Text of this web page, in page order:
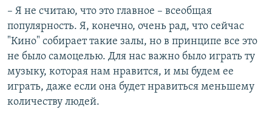
у
щ
и
й
с
л
ю
щ
и
й
с
л
а
– Я не считаю, что это главное – всеобщая
популярность. Я, конечно, очень рад, что сейчас
"Кино" собирает такие залы, но в принципе все это
не было самоцелью. Для нас важно было играть ту
музыку, которая нам нравится, и мы будем ее
играть, даже если она будет нравиться меньшему
количеству людей.